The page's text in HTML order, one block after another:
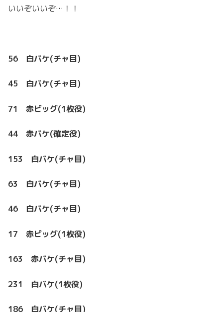
いいぞいいぞ…！！
56 白バケ(チャ目)
45 白バケ(チャ目)
71 赤ビッグ(1枚役)
44 赤バケ(確定役)
153 白バケ(チャ目)
63 白バケ(チャ目)
46 白バケ(チャ目)
17 赤ビッグ(1枚役)
163 赤バケ(チャ目)
231 白バケ(1枚役)
186 白バケ(チャ目)